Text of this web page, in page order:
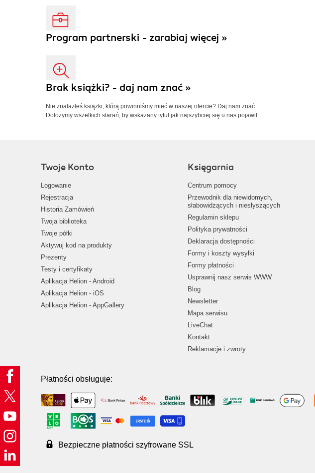
Program partnerski - zarabiaj więcej »
Brak książki? - daj nam znać »
Nie znalazłeś książki, którą powinniśmy mieć w naszej ofercie? Daj nam znać.
Dołożymy wszelkich starań, by wskazany tytuł jak najszybciej się u nas pojawił.
Twoje Konto
Logowanie
Rejestracja
Historia Zamówień
Twoja biblioteka
Twoje półki
Aktywuj kod na produkty
Prezenty
Testy i certyfikaty
Aplikacja Helion - Android
Aplikacja Helion - iOS
Aplikacja Helion - AppGallery
Księgarnia
Centrum pomocy
Przewodnik dla niewidomych,
słabowidzących i niesłyszących
Regulamin sklepu
Polityka prywatności
Deklaracja dostępności
Formy i koszty wysyłki
Formy płatności
Usprawnij nasz serwis WWW
Blog
Newsletter
Mapa serwisu
LiveChat
Kontakt
Reklamacje i zwroty
Płatności obsługuje:
Bezpieczne płatności szyfrowane SSL